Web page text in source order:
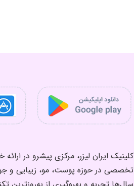
کلینیک ایران لیزر، مرکزی پیشرو در
تخصصی در حوزه پوست، مو، زیبایی و